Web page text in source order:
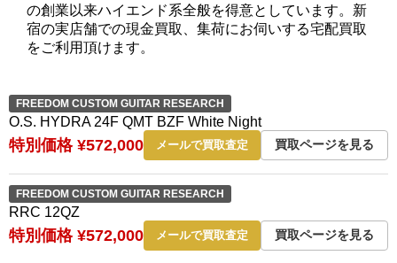
の創業以来ハイエンド系全般を得意としています。新
宿の実店舗での現金買取、集荷にお伺いする宅配買取
をご利用頂けます。
FREEDOM CUSTOM GUITAR RESEARCH
O.S. HYDRA 24F QMT BZF White Night
特別価格 ¥572,000 メールで買取査定 買取ページを見る
FREEDOM CUSTOM GUITAR RESEARCH
RRC 12QZ
特別価格 ¥572,000 メールで買取査定 買取ページを見る